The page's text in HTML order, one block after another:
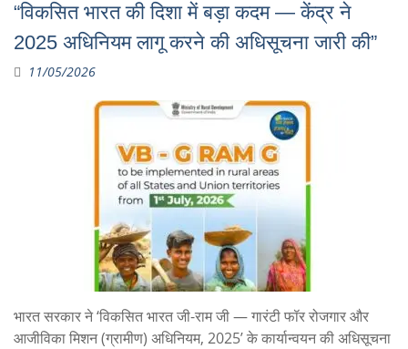
“विकसित भारत की दिशा में बड़ा कदम — केंद्र ने
2025 अधिनियम लागू करने की अधिसूचना जारी की”
11/05/2026
भारत सरकार ने ‘विकसित भारत जी-राम जी — गारंटी फॉर रोजगार और
आजीविका मिशन (ग्रामीण) अधिनियम, 2025’ के कार्यान्वयन की अधिसूचना